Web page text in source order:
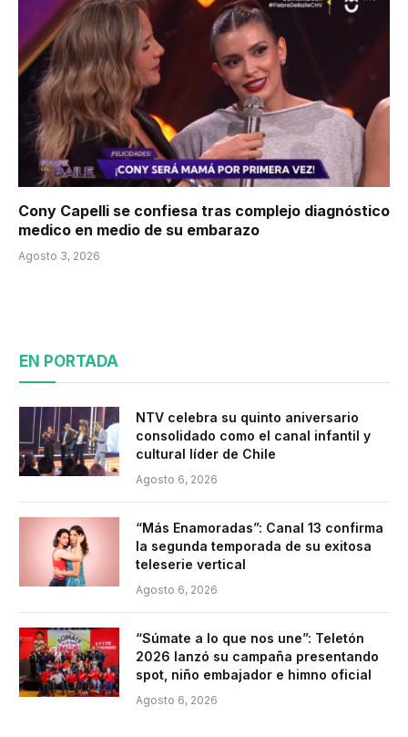
Cony Capelli se confiesa tras complejo diagnóstico
medico en medio de su embarazo
Agosto 3, 2026
EN PORTADA
NTV celebra su quinto aniversario
consolidado como el canal infantil y
cultural líder de Chile
Agosto 6, 2026
“Más Enamoradas”: Canal 13 confirma
la segunda temporada de su exitosa
teleserie vertical
Agosto 6, 2026
“Súmate a lo que nos une”: Teletón
2026 lanzó su campaña presentando
spot, niño embajador e himno oficial
Agosto 6, 2026